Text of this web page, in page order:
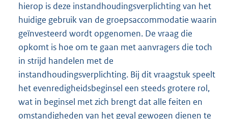
hierop is deze instandhoudingsverplichting van het
huidige gebruik van de groepsaccommodatie waarin
geïnvesteerd wordt opgenomen. De vraag die
opkomt is hoe om te gaan met aanvragers die toch
in strijd handelen met de
instandhoudingsverplichting. Bij dit vraagstuk speelt
het evenredigheidsbeginsel een steeds grotere rol,
wat in beginsel met zich brengt dat alle feiten en
omstandigheden van het geval gewogen dienen te